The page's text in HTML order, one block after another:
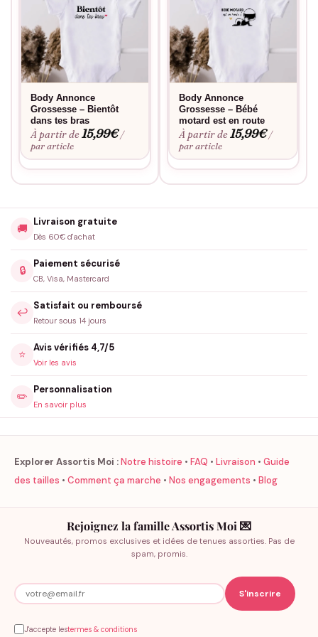
Body Annonce
Grossesse – Bientôt
dans tes bras
À partir de15,99€ /
par article
Body Annonce
Grossesse – Bébé
motard est en route
À partir de15,99€ /
par article
🚚
Livraison gratuite
Dès 60€ d'achat
🔒
Paiement sécurisé
CB, Visa, Mastercard
↩️
Satisfait ou remboursé
Retour sous 14 jours
⭐
Avis vérifiés 4,7/5
Voir les avis
✏️
Personnalisation
En savoir plus
Explorer Assortis Moi :Notre histoire • FAQ • Livraison • Guide
des tailles • Comment ça marche • Nos engagements • Blog
Rejoignez la famille Assortis Moi 💌
Nouveautés, promos exclusives et idées de tenues assorties. Pas de
spam, promis.
J'accepte lestermes & conditions